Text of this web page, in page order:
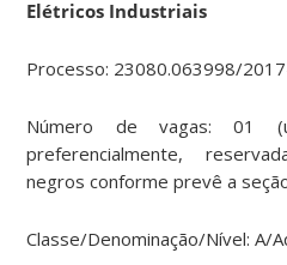
Elétricos Industriais
Processo: 23080.063998/
Número de vagas: 01
preferencialmente,
negros conforme prevê a
Classe/Denominação/Nível: A/